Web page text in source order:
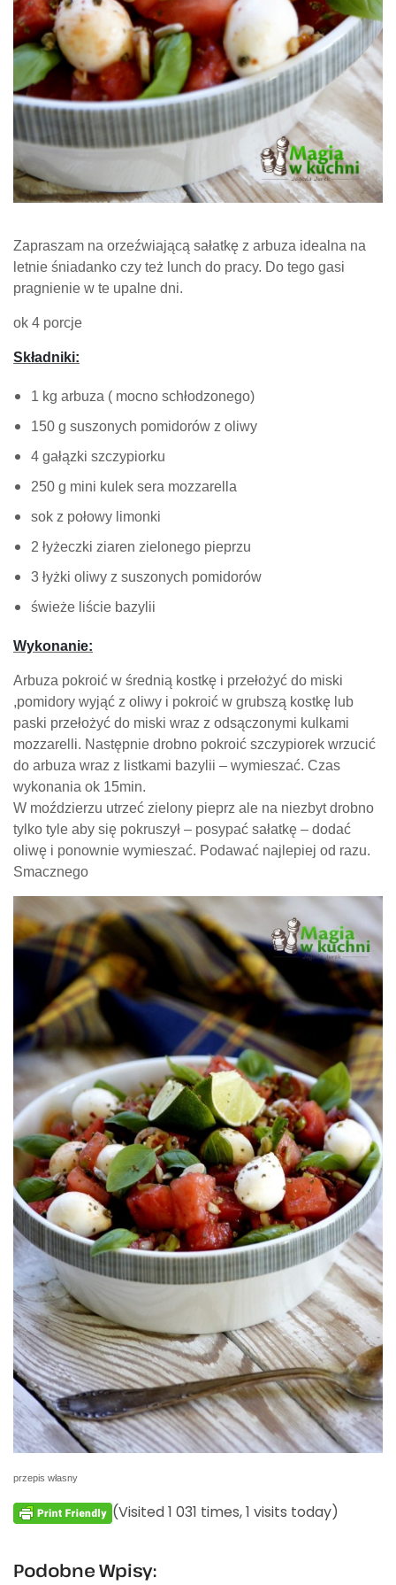
Zapraszam na orzeźwiającą sałatkę z arbuza idealna na
letnie śniadanko czy też lunch do pracy. Do tego gasi
pragnienie w te upalne dni.
ok 4 porcje
Składniki:
1 kg arbuza ( mocno schłodzonego)
150 g suszonych pomidorów z oliwy
4 gałązki szczypiorku
250 g mini kulek sera mozzarella
sok z połowy limonki
2 łyżeczki ziaren zielonego pieprzu
3 łyżki oliwy z suszonych pomidorów
świeże liście bazylii
Wykonanie:
Arbuza pokroić w średnią kostkę i przełożyć do miski
,pomidory wyjąć z oliwy i pokroić w grubszą kostkę lub
paski przełożyć do miski wraz z odsączonymi kulkami
mozzarelli. Następnie drobno pokroić szczypiorek wrzucić
do arbuza wraz z listkami bazylii – wymieszać. Czas
wykonania ok 15min.
W moździerzu utrzeć zielony pieprz ale na niezbyt drobno
tylko tyle aby się pokruszył – posypać sałatkę – dodać
oliwę i ponownie wymieszać. Podawać najlepiej od razu.
Smacznego
przepis własny
(Visited 1 031 times, 1 visits today)
Podobne Wpisy: